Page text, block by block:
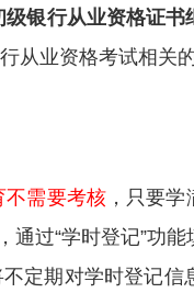
银行从业资格证
从业资格考试相关
不需要考核，只要学
通过“学时登记”功
定期对学时登记